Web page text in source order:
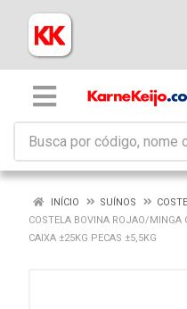
INÍCIO SUÍNOS
COSTELA BOVINA ROJAO/MINGA
CAIXA ±25KG PECAS ±5,5KG